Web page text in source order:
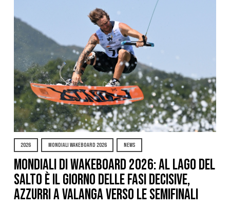
2026 MONDIALI WAKEBOARD 2026 NEWS
Mondiali di Wakeboard 2026: al Lago del
Salto è il giorno delle fasi decisive,
azzurri a valanga verso le semifinali